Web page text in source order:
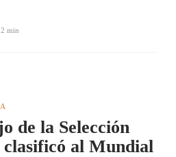
2 min
de la Selección
al Mundial